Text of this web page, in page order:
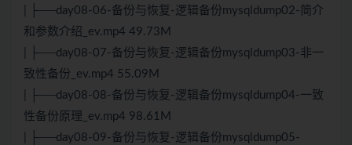
| ├──day08-06-备份与恢复-逻辑备份mysqldump02-简介
和参数介绍_ev.mp4 49.73M
| ├──day08-07-备份与恢复-逻辑备份mysqldump03-非一
致性备份_ev.mp4 55.09M
| ├──day08-08-备份与恢复-逻辑备份mysqldump04-一致
性备份原理_ev.mp4 98.61M
| ├──day08-09-备份与恢复-逻辑备份mysqldump05-